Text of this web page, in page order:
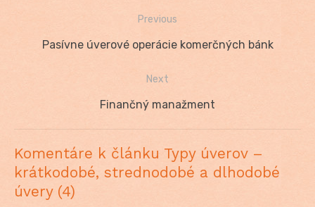
Navigácia
Previous
Previous
Pasívne úverové operácie komerčných bánk
Next
Next
Finančný manažment
Komentáre k článku Typy úverov –
krátkodobé, strednodobé a dlhodobé
úvery (4)